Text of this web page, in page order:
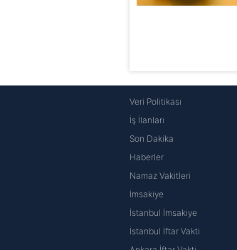
Çerezlere
Veri Politikası
İş İlanları
Son Dakika
Haberler
Namaz Vakitleri
İmsakiye
İstanbul İmsakiye
İstanbul İftar Vakti